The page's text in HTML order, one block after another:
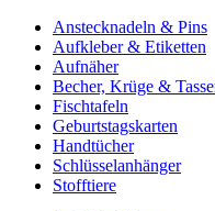
Anstecknadeln & Pins
Aufkleber & Etiketten
Aufnäher
Becher, Krüge &
Fischtafeln
Geburtstagskarten
Handtücher
Schlüsselanhänger
Stofftiere